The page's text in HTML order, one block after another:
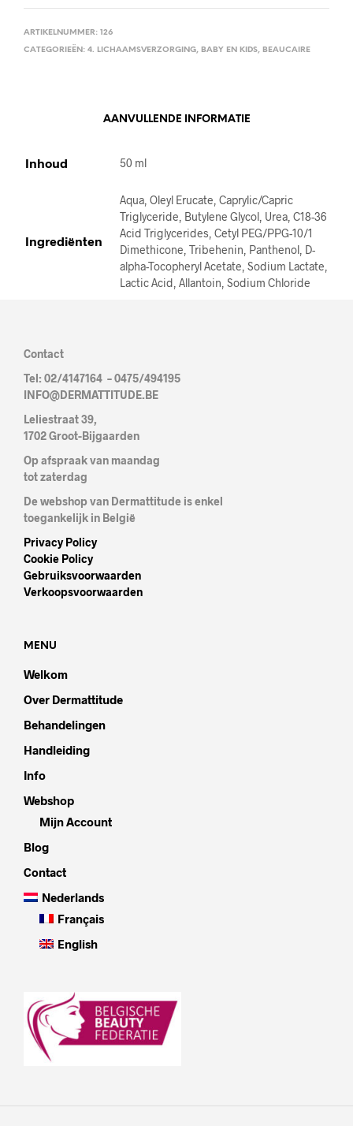
ARTIKELNUMMER: 126
CATEGORIEËN: 4. LICHAAMSVERZORGING, BABY EN KIDS, BEAUCAIRE
AANVULLENDE INFORMATIE
Inhoud 50 ml
Ingrediënten
Aqua, Oleyl Erucate, Caprylic/Capric
Triglyceride, Butylene Glycol, Urea, C18-36
Acid Triglycerides, Cetyl PEG/PPG-10/1
Dimethicone, Tribehenin, Panthenol, D-
alpha-Tocopheryl Acetate, Sodium Lactate,
Lactic Acid, Allantoin, Sodium Chloride
Contact
Tel: 02/4147164 – 0475/494195
INFO@DERMATTITUDE.BE
Leliestraat 39,
1702 Groot-Bijgaarden
Op afspraak van maandag
tot zaterdag
De webshop van Dermattitude is enkel
toegankelijk in België
Privacy Policy
Cookie Policy
Gebruiksvoorwaarden
Verkoopsvoorwaarden
MENU
Welkom
Over Dermattitude
Behandelingen
Handleiding
Info
Webshop
Mijn Account
Blog
Contact
Nederlands
Français
English